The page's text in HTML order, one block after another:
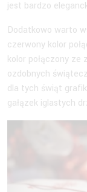
jest bardzo
Dodatkowo warto
czerwony kolor
kolor połączony ze
ozdobnych
dla tych świąt
gałązek iglastych